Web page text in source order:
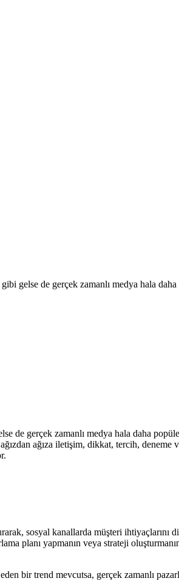
gelse de gerçek zamanlı medya hala
de gerçek zamanlı medya hala daha
ağıza iletişim, dikkat, tercih, deneme
sosyal kanallarda müşteri ihtiyaçlarını
planı yapmanın veya strateji
bir trend mevcutsa, gerçek zamanlı